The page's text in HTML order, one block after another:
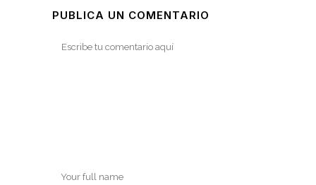
PUBLICA UN COMENTARIO